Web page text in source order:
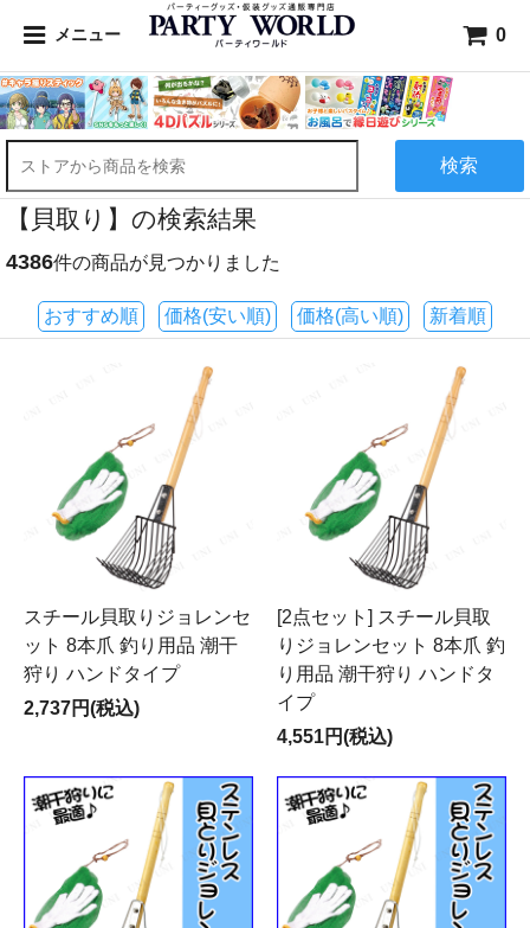
メニュー 0
検索
【貝取り】の検索結果
4386件の商品が見つかりました
おすすめ順 価格(安い順) 価格(高い順) 新着順
スチール貝取りジョレンセ
ット 8本爪 釣り用品 潮干
狩り ハンドタイプ
2,737円(税込)
[2点セット] スチール貝取
りジョレンセット 8本爪 釣
り用品 潮干狩り ハンドタ
イプ
4,551円(税込)